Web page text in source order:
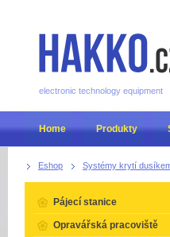
Eshop Systémy krytí
Pájecí stanice
Opravářská pracoviště
electronic technology equipment
Home Produkty